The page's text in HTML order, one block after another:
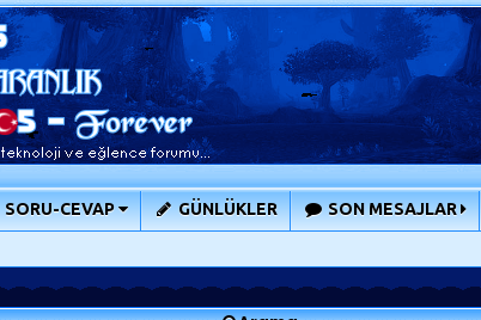
SORU-CEVAP GÜNLÜKLER SON MESAJLAR